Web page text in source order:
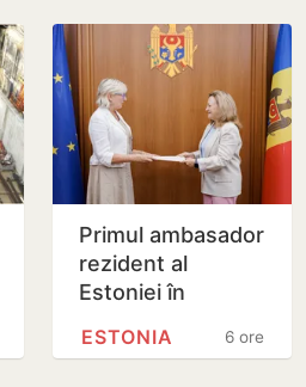
Primul ambasador
rezident al
Estoniei în
Moldova și-a
6 ore
ESTONIA